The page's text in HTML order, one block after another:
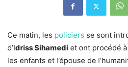
Ce matin, les policiers se sont
d’Idriss Sihamedi et ont procédé
les enfants et l’épouse de